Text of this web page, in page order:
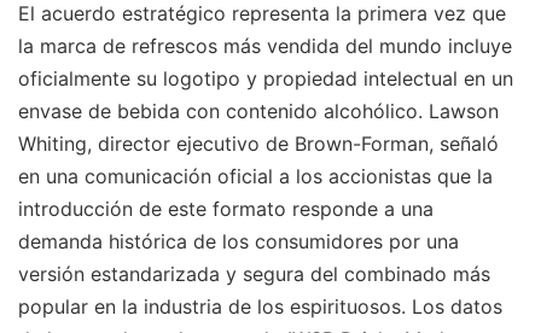
El acuerdo estratégico representa la primera vez que
la marca de refrescos más vendida del mundo incluye
oficialmente su logotipo y propiedad intelectual en un
envase de bebida con contenido alcohólico. Lawson
Whiting, director ejecutivo de Brown-Forman, señaló
en una comunicación oficial a los accionistas que la
introducción de este formato responde a una
demanda histórica de los consumidores por una
versión estandarizada y segura del combinado más
popular en la industria de los espirituosos. Los datos